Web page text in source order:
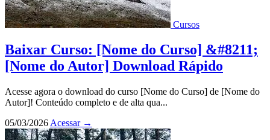
Cursos
Baixar Curso: [Nome do Curso] &#8211;
[Nome do Autor] Download Rápido
Acesse agora o download do curso [Nome do Curso] de [Nome do
Autor]! Conteúdo completo e de alta qua...
05/03/2026 Acessar →